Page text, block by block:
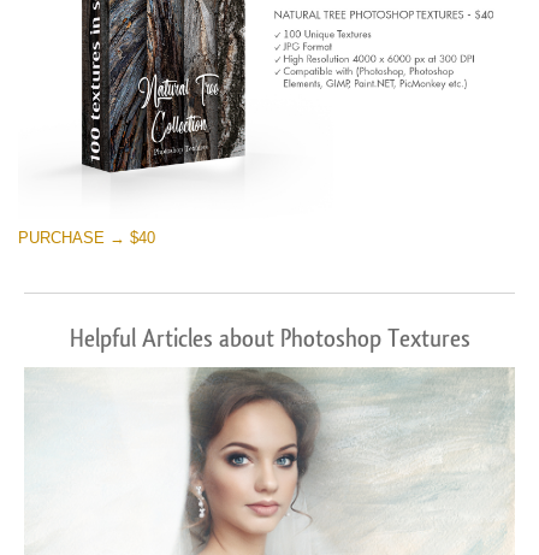
PURCHASE → $40
Helpful Articles about Photoshop Textures